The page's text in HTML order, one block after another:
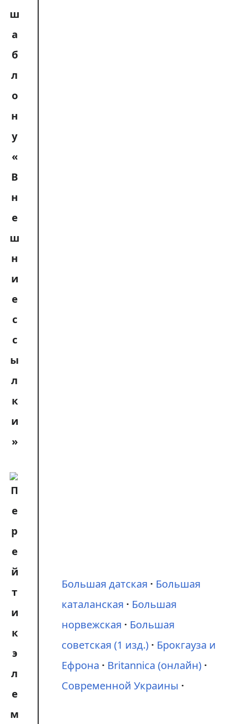
Большая датская
Большая
каталанская
Большая
норвежская
Большая
советская (1 изд.)
Брокгауза и
Ефрона
Britannica (онлайн)
Современной Украины